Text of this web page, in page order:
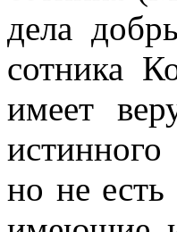
дела
сотника
имеет
но не